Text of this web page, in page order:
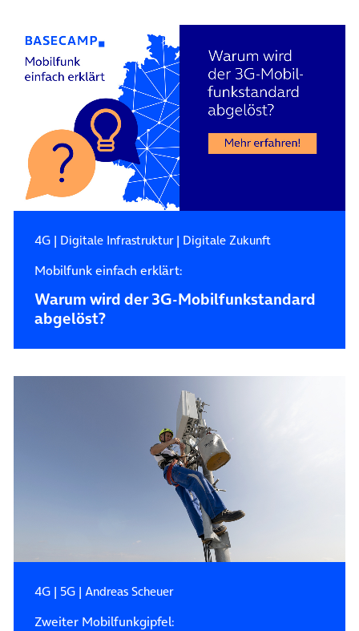
4G| Digitale Infrastruktur| Digitale Zukunft
Mobilfunk einfach erklärt:
Warum wird der 3G-Mobilfunkstandard
abgelöst?
4G| 5G| Andreas Scheuer
Zweiter Mobilfunkgipfel: